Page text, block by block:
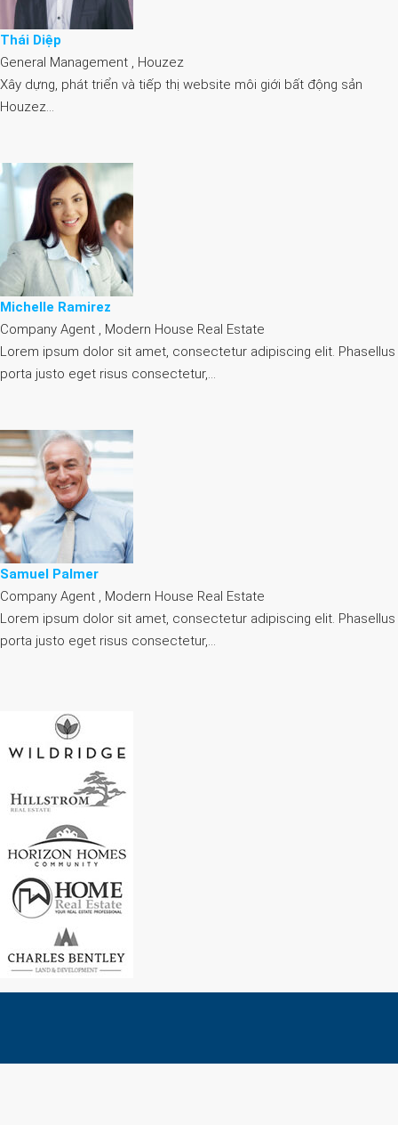
Thái Diệp
General Management , Houzez
Xây dựng, phát triển và tiếp thị website môi giới bất động sản
Houzez…
Michelle Ramirez
Company Agent , Modern House Real Estate
Lorem ipsum dolor sit amet, consectetur adipiscing elit. Phasellus
porta justo eget risus consectetur,…
Samuel Palmer
Company Agent , Modern House Real Estate
Lorem ipsum dolor sit amet, consectetur adipiscing elit. Phasellus
porta justo eget risus consectetur,…